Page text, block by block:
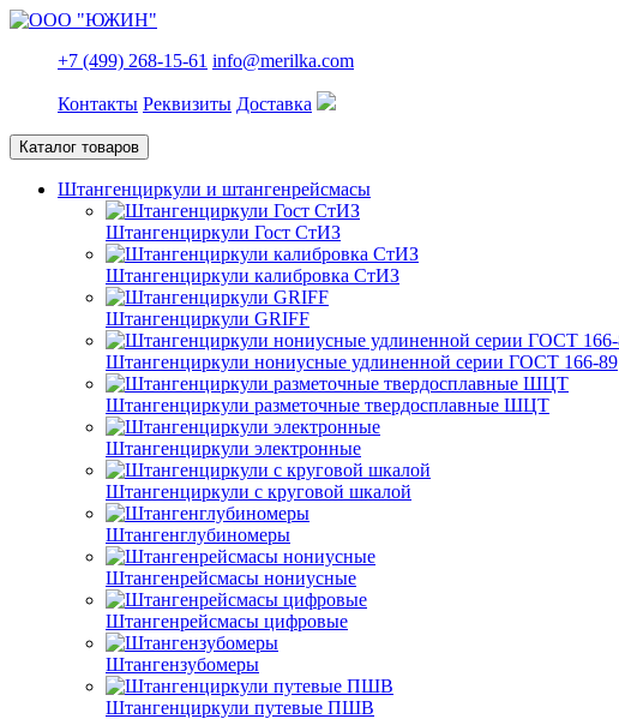
+7 (499) 268-15-61 info@merilka.com
Контакты Реквизиты Доставка
Каталог товаров
Штангенциркули и штангенрейсмасы
Штангенциркули Гост СтИЗ
Штангенциркули калибровка СтИЗ
Штангенциркули GRIFF
Штангенциркули нониусные удлиненной серии ГОСТ 166-89
Штангенциркули разметочные твердосплавные ШЦТ
Штангенциркули электронные
Штангенциркули с круговой шкалой
Штангенглубиномеры
Штангенрейсмасы нониусные
Штангенрейсмасы цифровые
Штангензубомеры
Штангенциркули путевые ПШВ